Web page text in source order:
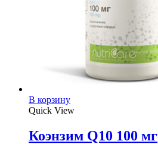
В корзину
Quick View
Коэнзим Q10 100 мг